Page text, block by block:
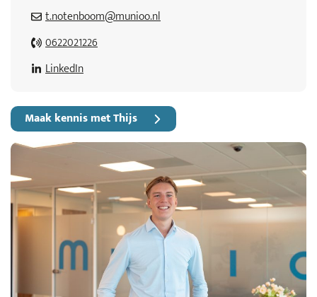
t.notenboom@munioo.nl
0622021226
LinkedIn
Maak kennis met Thijs